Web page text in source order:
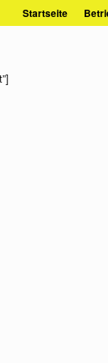
Startseite